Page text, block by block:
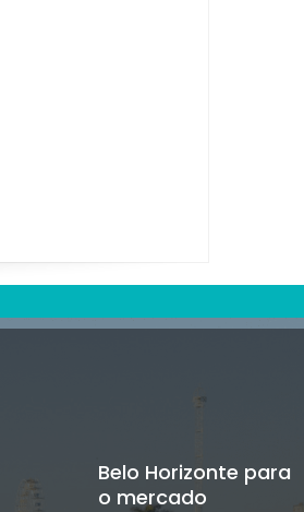
Belo Horizonte para
o mercado